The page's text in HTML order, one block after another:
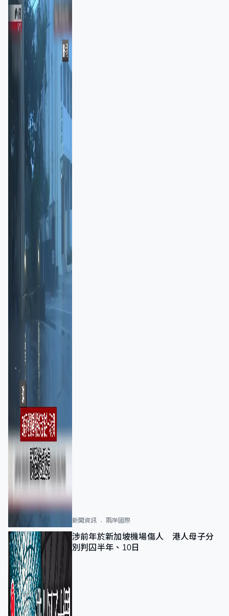
新聞資訊 兩岸國際
涉前年於新加坡機場傷人 港人母子分
別判囚半年、10日